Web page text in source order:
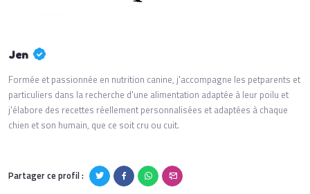
Jen
Formée et passionnée en nutrition canine, j'accompagne les petparents et
particuliers dans la recherche d'une alimentation adaptée à leur poilu et
j'élabore des recettes réellement personnalisées et adaptées à chaque
chien et son humain, que ce soit cru ou cuit.
Partager ce profil :